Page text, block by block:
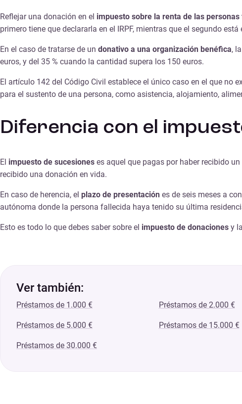
Reflejar una donación en el impuesto sobre la renta de las
primero tiene que declararla en el IRPF, mientras que el segundo
En el caso de tratarse de un donativo a una organización benéfica,
euros, y del 35 % cuando la cantidad supera los 150 euros.
El artículo 142 del Código Civil establece el único caso en el que no
para el sustento de una persona, como asistencia, alojamiento,
Diferencia con el
El impuesto de sucesiones es aquel que pagas por haber recibido
recibido una donación en vida.
En caso de herencia, el plazo de presentación es de seis meses a
autónoma donde la persona fallecida haya tenido su última
Esto es todo lo que debes saber sobre el impuesto de donaciones y
Ver también:
Préstamos de 1.000 € Préstamos de 2.000 €
Préstamos de 5.000 € Préstamos de 15.000 €
Préstamos de 30.000 €